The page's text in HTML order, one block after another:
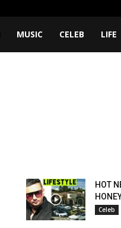
MUSIC CELEB LIFE
HOT
Celeb